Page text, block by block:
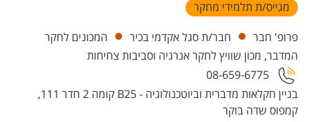
מגייס/ת תלמידי מחקר
יחידות
פרופ' חבר חבר/ת סגל אקדמי בכיר
המכונים לחקר
המדבר, מכון שוויץ לחקר אנרגיה וסביבות צחיחות
בניין חקלאות מדברית וביוטכנולוגיה - B25 קומה 2 חדר 111,
קמפוס שדה בוקר
08-659-6775